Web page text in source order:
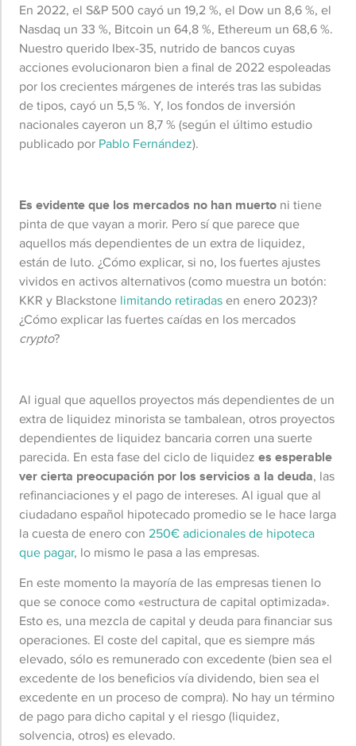
En 2022, el S&P 500 cayó un 19,2 %, el Dow un 8,6 %, el
Nasdaq un 33 %, Bitcoin un 64,8 %, Ethereum un 68,6 %.
Nuestro querido Ibex-35, nutrido de bancos cuyas
acciones evolucionaron bien a final de 2022 espoleadas
por los crecientes márgenes de interés tras las subidas
de tipos, cayó un 5,5 %. Y, los fondos de inversión
nacionales cayeron un 8,7 % (según el último estudio
publicado por Pablo Fernández).
Es evidente que los mercados no han muerto ni tiene
pinta de que vayan a morir. Pero sí que parece que
aquellos más dependientes de un extra de liquidez,
están de luto. ¿Cómo explicar, si no, los fuertes ajustes
vividos en activos alternativos (como muestra un botón:
KKR y Blackstone limitando retiradasen enero 2023)?
¿Cómo explicar las fuertes caídas en los mercados
crypto?
Al igual que aquellos proyectos más dependientes de un
extra de liquidez minorista se tambalean, otros proyectos
dependientes de liquidez bancaria corren una suerte
parecida. En esta fase del ciclo de liquidez es esperable
ver cierta preocupación por los servicios a la deuda, las
refinanciaciones y el pago de intereses. Al igual que al
ciudadano español hipotecado promedio se le hace larga
la cuesta de enero con 250€ adicionales de hipoteca
que pagar, lo mismo le pasa a las empresas.
En este momento la mayoría de las empresas tienen lo
que se conoce como «estructura de capital optimizada».
Esto es, una mezcla de capital y deuda para financiar sus
operaciones. El coste del capital, que es siempre más
elevado, sólo es remunerado con excedente (bien sea el
excedente de los beneficios vía dividendo, bien sea el
excedente en un proceso de compra). No hay un término
de pago para dicho capital y el riesgo (liquidez,
solvencia, otros) es elevado.